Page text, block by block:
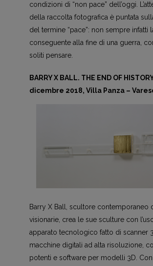
condizioni di “non pace” dell’oggi.
della raccolta fotografica è puntata
del termine “pace”: non sempre infatti
conseguente alla fine di una guerra,
soliti pensare.
BARRY X BALL. THE END OF
dicembre 2018, Villa Panza –
Barry X Ball, scultore contemporaneo
visionarie, crea le sue sculture con
apparato tecnologico fatto di scanner
macchine digitali ad alta risoluzione,
potenti e software per modelli 3D. Con